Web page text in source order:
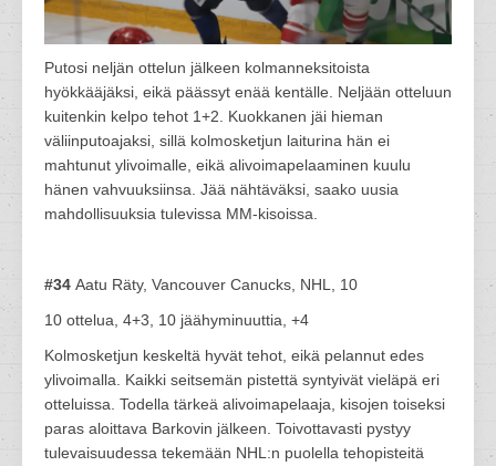
Putosi neljän ottelun jälkeen kolmanneksitoista
hyökkääjäksi, eikä päässyt enää kentälle. Neljään otteluun
kuitenkin kelpo tehot 1+2. Kuokkanen jäi hieman
väliinputoajaksi, sillä kolmosketjun laiturina hän ei
mahtunut ylivoimalle, eikä alivoimapelaaminen kuulu
hänen vahvuuksiinsa. Jää nähtäväksi, saako uusia
mahdollisuuksia tulevissa MM-kisoissa.
#34 Aatu Räty, Vancouver Canucks, NHL, 10
10 ottelua, 4+3, 10 jäähyminuuttia, +4
Kolmosketjun keskeltä hyvät tehot, eikä pelannut edes
ylivoimalla. Kaikki seitsemän pistettä syntyivät vieläpä eri
otteluissa. Todella tärkeä alivoimapelaaja, kisojen toiseksi
paras aloittava Barkovin jälkeen. Toivottavasti pystyy
tulevaisuudessa tekemään NHL:n puolella tehopisteitä